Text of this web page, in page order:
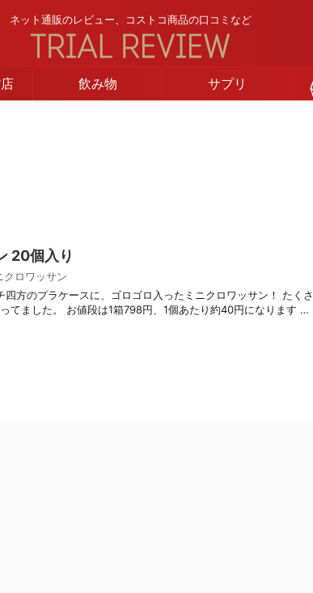
ネット通販のレビュー、コストコ商品の口コミなど
飲み物 サプリ
20個入り
クロワッサン
方のプラケースに、ゴロゴロ入ったミニクロワッサン！ たくさ
てました。 お値段は1箱798円、1個あたり約40円になります …